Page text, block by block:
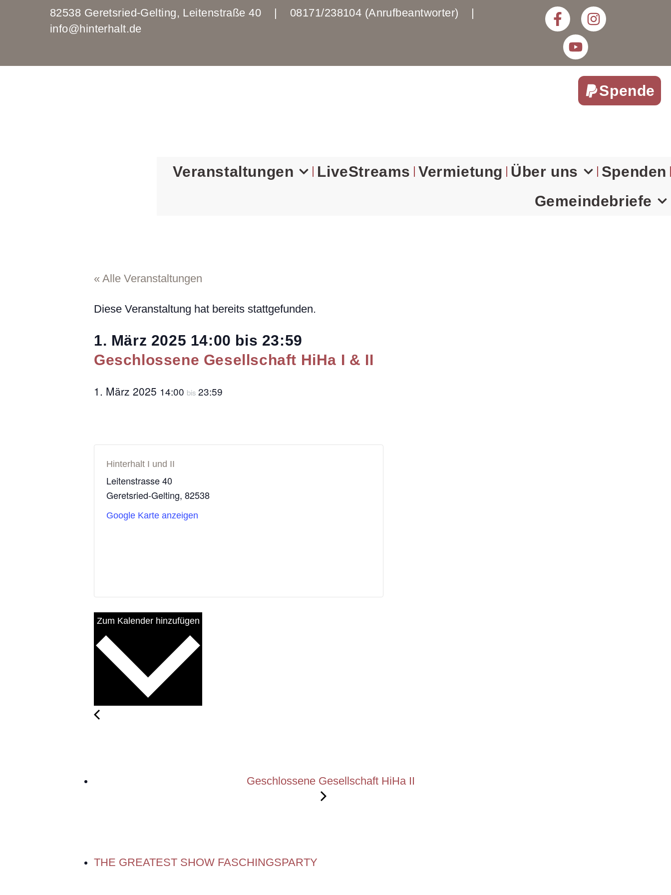
82538 Geretsried-Gelting, Leitenstraße 40 | 08171/238104 (Anrufbeantworter) |
info@hinterhalt.de
Spende
Veranstaltungen LiveStreams Vermietung Über uns
Spenden
Gemeindebriefe
« Alle Veranstaltungen
Diese Veranstaltung hat bereits stattgefunden.
1. März 2025 14:00 bis 23:59
Geschlossene Gesellschaft HiHa I & II
1. März 2025 14:00 bis 23:59
Hinterhalt I und II
Leitenstrasse 40
Geretsried-Gelting, 82538
Google Karte anzeigen
Geschlossene Gesellschaft HiHa II
THE GREATEST SHOW FASCHINGSPARTY